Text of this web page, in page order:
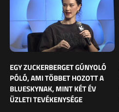
EGY ZUCKERBERGET GÚNYOLÓ
PÓLÓ, AMI TÖBBET HOZOTT A
BLUESKYNAK, MINT KÉT ÉV
ÜZLETI TEVÉKENYSÉGE